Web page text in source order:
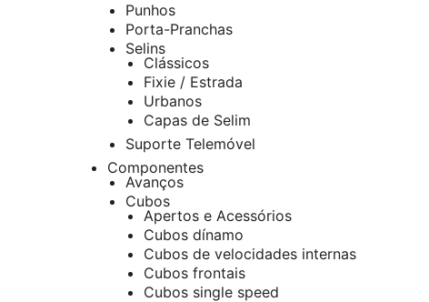
Punhos
Porta-Pranchas
Selins
Clássicos
Fixie / Estrada
Urbanos
Capas de Selim
Suporte Telemóvel
Componentes
Avanços
Cubos
Apertos e Acessórios
Cubos dínamo
Cubos de velocidades internas
Cubos frontais
Cubos single speed